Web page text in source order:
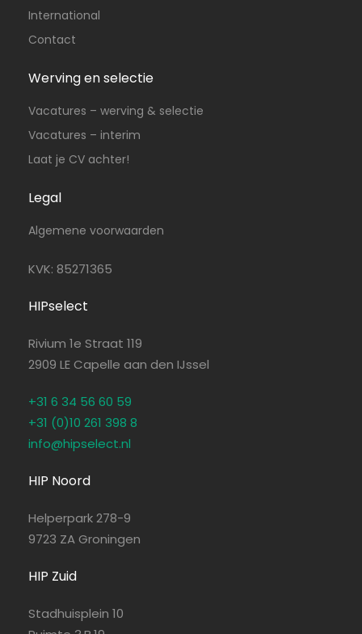
International
Contact
Werving en selectie
Vacatures – werving & selectie
Vacatures – interim
Laat je CV achter!
Legal
Algemene voorwaarden
KVK: 85271365
HIPselect
Rivium 1e Straat 119
2909 LE Capelle aan den IJssel
+31 6 34 56 60 59
+31 (0)10 261 398 8
info@hipselect.nl
HIP Noord
Helperpark 278-9
9723 ZA Groningen
HIP Zuid
Stadhuisplein 10